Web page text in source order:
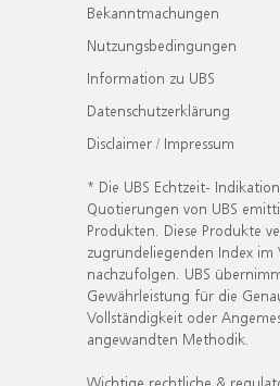
Bekanntmachungen
Nutzungsbedingungen
Information zu UBS
Datenschutzerklärung
Disclaimer / Impressum
* Die UBS Echtzeit-
Quotierungen von UBS
Produkten. Diese Produkte
zugrundeliegenden Index im
nachzufolgen. UBS
Gewährleistung für die
Vollständigkeit oder
angewandten Methodik.